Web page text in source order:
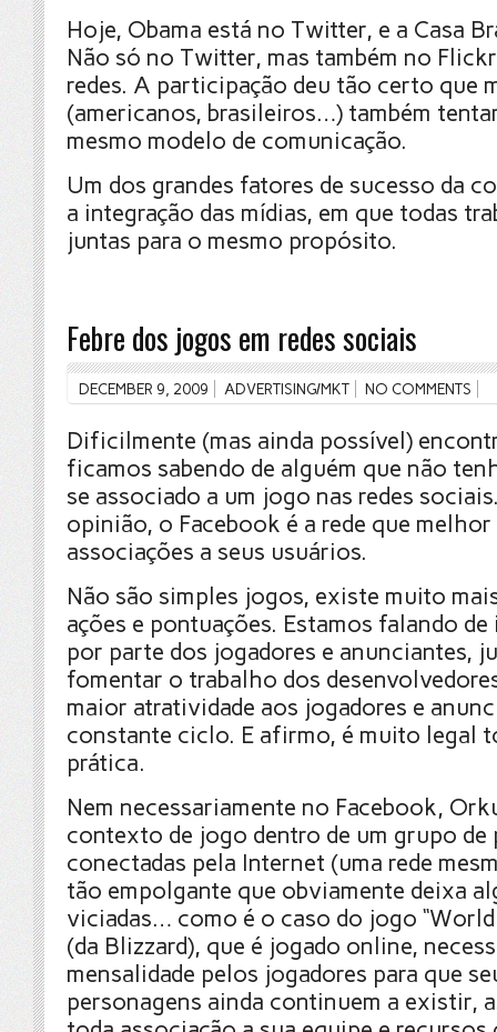
Hoje, Obama está no Twitter, e a Casa
Não só no Twitter, mas também no
redes. A participação deu tão certo que
(americanos, brasileiros…) também
mesmo modelo de comunicação.
Um dos grandes fatores de sucesso da
a integração das mídias, em que todas
juntas para o mesmo propósito.
Febre dos jogos em redes sociais
DECEMBER 9, 2009 ADVERTISING/MKT NO COMMENTS
Dificilmente (mas ainda possível)
ficamos sabendo de alguém que não
se associado a um jogo nas redes
opinião, o Facebook é a rede que
associações a seus usuários.
Não são simples jogos, existe muito
ações e pontuações. Estamos falando
por parte dos jogadores e anunciantes,
fomentar o trabalho dos
maior atratividade aos jogadores e
constante ciclo. E afirmo, é muito legal
prática.
Nem necessariamente no Facebook,
contexto de jogo dentro de um grupo de
conectadas pela Internet (uma rede
tão empolgante que obviamente deixa
viciadas… como é o caso do jogo
(da Blizzard), que é jogado online,
mensalidade pelos jogadores para que
personagens ainda continuem a existir,